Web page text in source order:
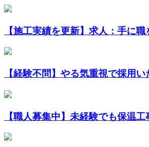
【施工実績を更新】求人：手に
【経験不問】やる気重視で採用い
【職人募集中】未経験でも保温